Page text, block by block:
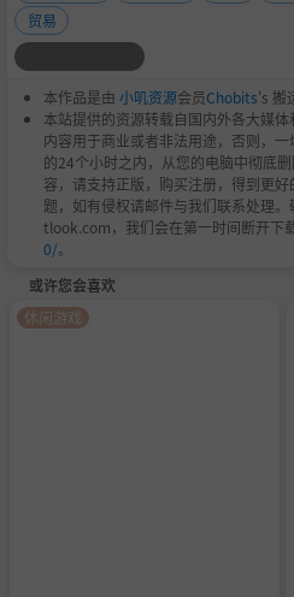
贸易
本作品是由 小叽资源会员Chobits's 搬
本站提供的资源转载自国内外各大媒
内容用于商业或者非法用途，否则，
的24个小时之内，从您的电脑中彻底
容，请支持正版，购买注册，得到更
题，如有侵权请邮件与我们联系处理
tlook.com，我们会在第一时间断开下
0/。
或许您会喜欢
休闲游戏